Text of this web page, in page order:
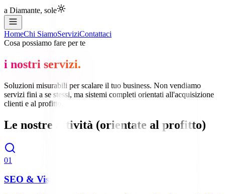
a Diamante, sole
HomeChi SiamoServiziContattaci
Cosa possiamo fare per te
i nostri servizi.
Soluzioni misurabili per scalare il tuo business. Non vendiamo
servizi fini a se stessi, ma sistemi completi orientati all'acquisizione
clienti e al profitto.
Le nostre attività (orientate al profitto)
01
SEO & Visibilità